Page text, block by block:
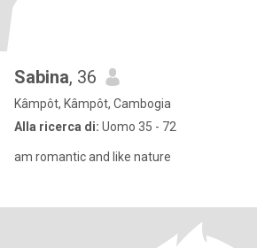
Sabina, 36
Kâmpôt, Kâmpôt, Cambogia
Alla ricerca di: Uomo 35 - 72
am romantic and like nature